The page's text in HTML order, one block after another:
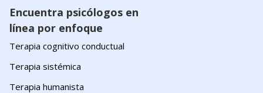
Encuentra psicólogos en
línea por enfoque
Terapia cognitivo conductual
Terapia sistémica
Terapia humanista